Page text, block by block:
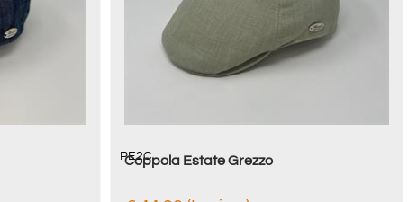
PE2C
Coppola Estate Grezzo